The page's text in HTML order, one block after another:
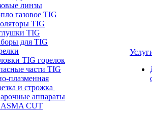
линзы
газовое TIG
TIG
TIG
для TIG
TIG горелок
части TIG
плазменная
и строжка
аппараты
CUT